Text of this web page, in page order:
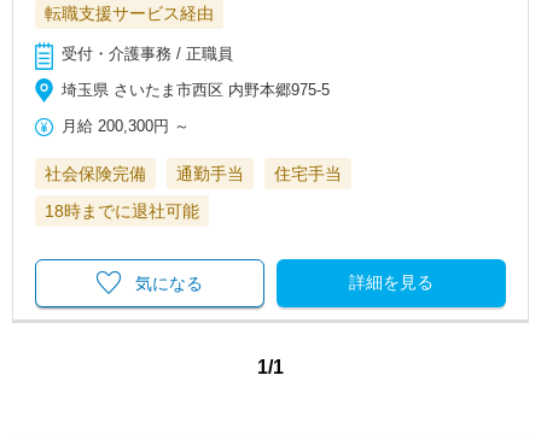
転職支援サービス経由
受付・介護事務 / 正職員
埼玉県 さいたま市西区 内野本郷975-5
月給 200,300円 ～
社会保険完備 通勤手当
住宅手当
18時までに退社可能
詳細を見る
気になる
1/1